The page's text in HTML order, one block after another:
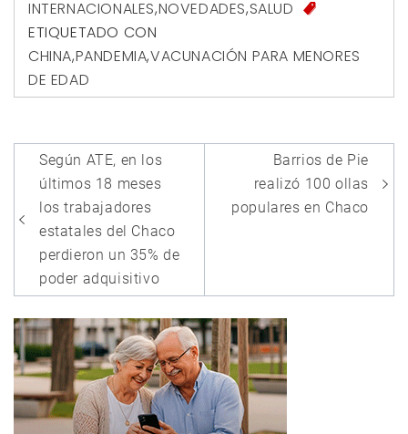
INTERNACIONALES,NOVEDADES,SALUD
ETIQUETADO CON
CHINA,PANDEMIA,VACUNACIÓN PARA MENORES
DE EDAD
Navegación
de
entradas
Según ATE, en los
últimos 18 meses
los trabajadores
estatales del Chaco
perdieron un 35% de
poder adquisitivo
Barrios de Pie
realizó 100 ollas
populares en Chaco